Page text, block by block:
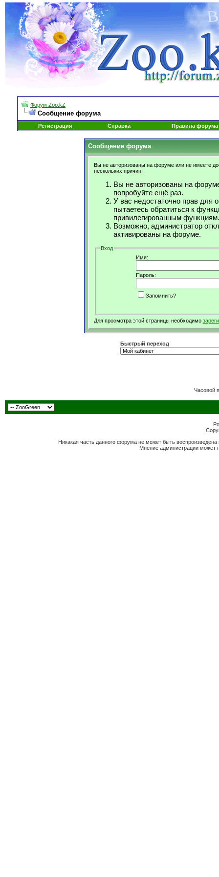
Форум Zoo.kZ
Сообщение форума
Регистрация Справка Правила форума
Сообщение форума
Вы не авторизованы на форуме или не имеете
нескольких причин:
Вы не авторизованы на
попробуйте ещё раз.
У вас недостаточно прав для
пытаетесь обратиться к
привилегированным функциям.
Возможно, администратор
активированы на форуме.
Вход
Имя:
Пароль:
Запомнить?
Для просмотра этой страницы необходимо
Быстрый переход
Часовой
Никакая часть данного форума не может быть
Мнение администрации может